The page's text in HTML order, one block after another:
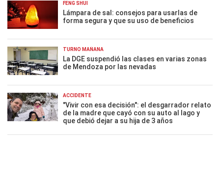
FENG SHUI
Lámpara de sal: consejos para usarlas de
forma segura y que su uso de beneficios
TURNO MAÑANA
La DGE suspendió las clases en varias zonas
de Mendoza por las nevadas
ACCIDENTE
"Vivir con esa decisión": el desgarrador relato
de la madre que cayó con su auto al lago y
que debió dejar a su hija de 3 años